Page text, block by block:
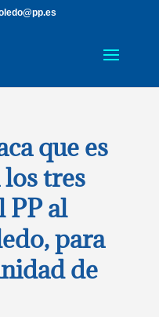
que es
tres
PP al
para
de